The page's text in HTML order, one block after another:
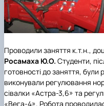
Проводили заняття к.т.н.,
Росамаха Ю.О. Студенти,
готовності до заняття, були
виконували регулювання
сівалки «Астра-3,6» та
«Вега-4». Робота